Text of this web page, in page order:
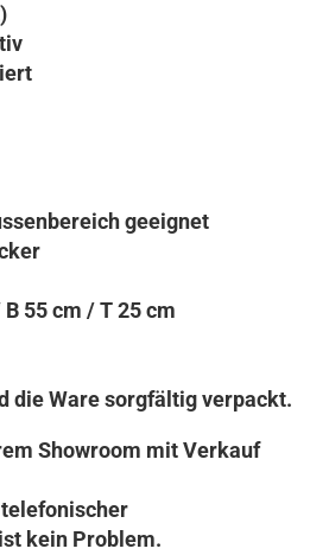
geeignet
55 cm / T 25 cm
die Ware sorgfältig verpackt.
Showroom mit Verkauf
kein Problem.